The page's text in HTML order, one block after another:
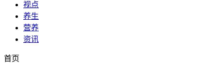
视点
养生
营养
资讯
首页